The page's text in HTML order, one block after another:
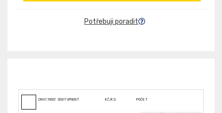
Potřebuji poradit
CNVC110050099DOSTUPNOST KČ/KS: POČET